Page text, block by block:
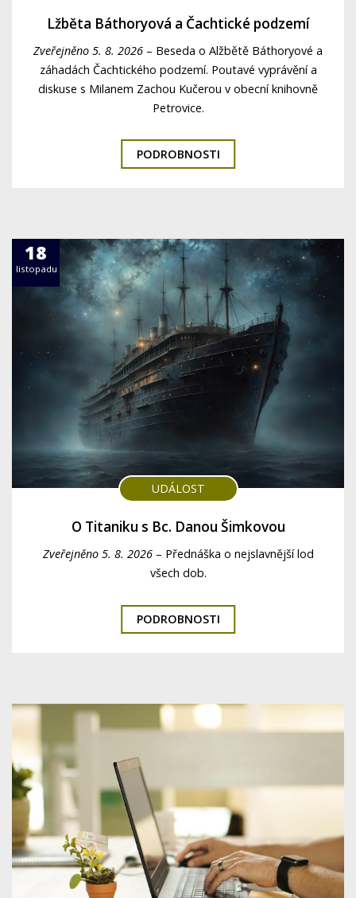
Lžběta Báthoryová a Čachtické podzemí
Zveřejněno 5. 8. 2026 – Beseda o Alžbětě Báthoryové a
záhadách Čachtického podzemí. Poutavé vyprávění a
diskuse s Milanem Zachou Kučerou v obecní knihovně
Petrovice.
PODROBNOSTI
18
listopadu
UDÁLOST
O Titaniku s Bc. Danou Šimkovou
Zveřejněno 5. 8. 2026– Přednáška o nejslavnější lod
všech dob.
PODROBNOSTI